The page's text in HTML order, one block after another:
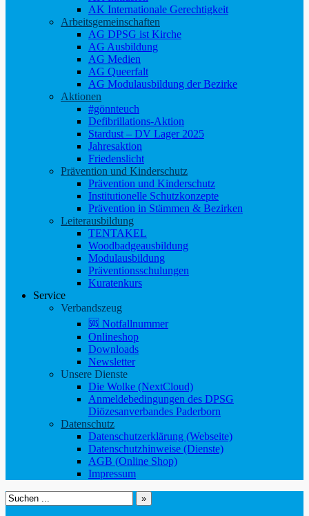
AK Internationale Gerechtigkeit
Arbeitsgemeinschaften
AG DPSG ist Kirche
AG Ausbildung
AG Medien
AG Queerfalt
AG Modulausbildung der Bezirke
Aktionen
#gönnteuch
Defibrillations-Aktion
Stardust – DV Lager 2025
Jahresaktion
Friedenslicht
Prävention und Kinderschutz
Prävention und Kinderschutz
Institutionelle Schutzkonzepte
Prävention in Stämmen & Bezirken
Leiterausbildung
TENTAKEL
Woodbadgeausbildung
Modulausbildung
Präventionsschulungen
Kuratenkurs
Service
Verbandszeug
🆘 Notfallnummer
Onlineshop
Downloads
Newsletter
Unsere Dienste
Die Wolke (NextCloud)
Anmeldebedingungen des DPSG
Diözesanverbandes Paderborn
Datenschutz
Datenschutzerklärung (Webseite)
Datenschutzhinweise (Dienste)
AGB (Online Shop)
Impressum
Suchen
nach: